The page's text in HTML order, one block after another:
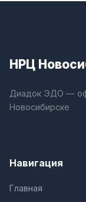
НРЦ
Диадок ЭДО —
Новосибирске
Навигация
Главная